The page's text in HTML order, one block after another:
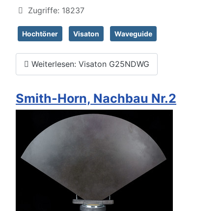
Zugriffe: 18237
Hochtöner Visaton Waveguide
Weiterlesen: Visaton G25NDWG
Smith-Horn, Nachbau Nr.2